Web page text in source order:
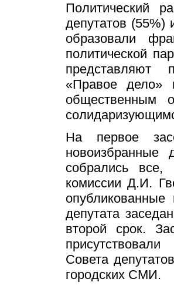
Политический
депутатов (55%)
образовали
политической
представляют
«Правое
общественным
На первое
новоизбранные
собрались все,
комиссии Д.И.
депутата
второй срок.
Совета
городских СМИ.